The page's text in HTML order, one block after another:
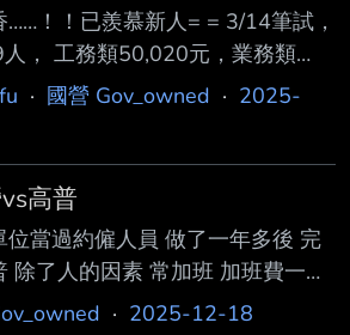
……！！已羨慕新人= = 3/14筆試，
， 工務類50,020元，業務類
home/cht/-/media/web/
tw --
· 國營 Gov_owned · 2025-
高普
位當過約僱人員 做了一年多後 完
除了人的因素 常加班 加班費一小
小事都要公文公文公文 很多流程
· 2025-12-18